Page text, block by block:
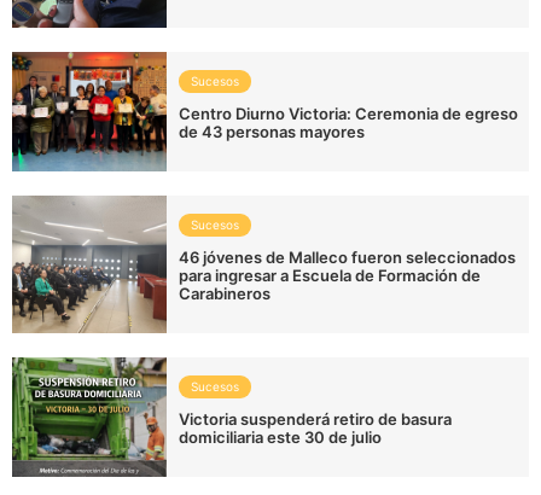
Sucesos
Centro Diurno Victoria: Ceremonia de egreso
de 43 personas mayores
Sucesos
46 jóvenes de Malleco fueron seleccionados
para ingresar a Escuela de Formación de
Carabineros
Sucesos
Victoria suspenderá retiro de basura
domiciliaria este 30 de julio